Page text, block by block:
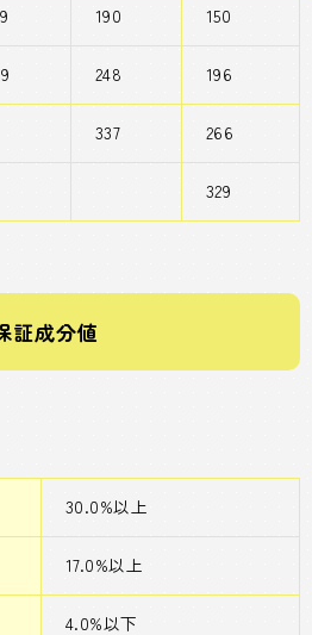
190 150
248 196
337 266
329
証成分値
30.0%以上
17.0%以上
4.0%以下